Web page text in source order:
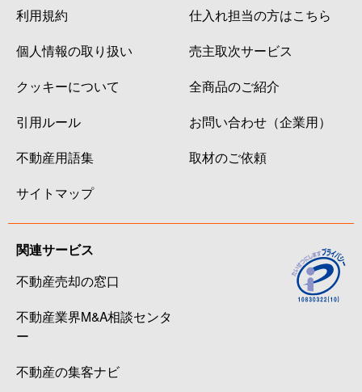
利用規約
個人情報の取り扱い
クッキーについて
引用ルール
不動産用語集
サイトマップ
仕入れ担当の方はこちら
売主取次サービス
全商品のご紹介
お問い合わせ（企業用）
取材のご依頼
関連サービス
不動産売却の窓口
不動産業界M&A相談センタ
ー
不動産の集客ナビ